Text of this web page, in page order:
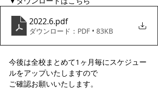
2022.6.pdf
ダウンロード：PDF • 83KB
今後は全校まとめて1ヶ月毎にスケジュー
ルをアップいたしますので
ご確認お願いいたします。